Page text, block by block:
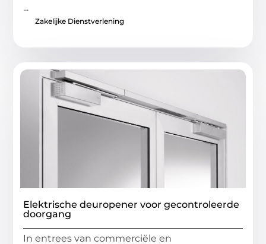
...
Zakelijke Dienstverlening
Elektrische deuropener voor gecontroleerde
doorgang
In entrees van commerciële en